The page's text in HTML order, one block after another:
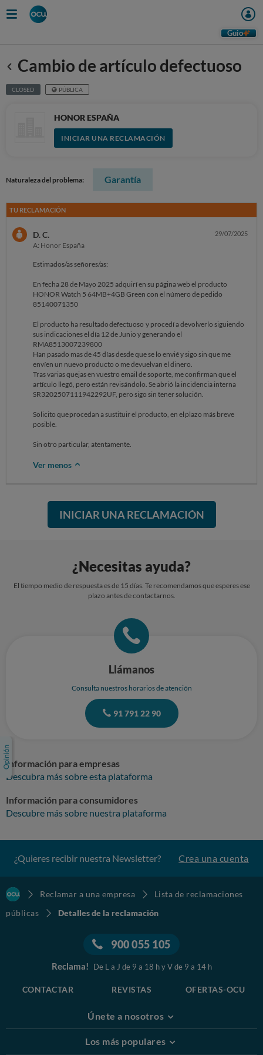
Guio
Anterior
Cambio de artículo defectuoso
CLOSED PÚBLICA
HONOR ESPAÑA
INICIAR UNA RECLAMACIÓN
Naturaleza del problema: Garantía
TU RECLAMACIÓN
D. C.
A: Honor España
29/07/2025
Estimados/as señores/as:
En fecha 28 de Mayo 2025 adquirí en su página web el producto
HONOR Watch 5 64MB+4GB Green con el número de pedido
85140071350
El producto ha resultado defectuoso y procedí a devolverlo siguiendo
sus indicaciones el día 12 de Junio y generando el
RMA8513007239800
Han pasado mas de 45 días desde que se lo envié y sigo sin que me
envíen un nuevo producto o me devuelvan el dinero.
Tras varias quejas en vuestro email de soporte, me confirman que el
artículo llegó, pero están revisándolo. Se abrió la incidencia interna
SR3202507111942292UF, pero sigo sin tener solución.
Solicito que procedan a sustituir el producto, en el plazo más breve
posible.
Sin otro particular, atentamente.
Ver menos
INICIAR UNA RECLAMACIÓN
¿Necesitas ayuda?
El tiempo medio de respuesta es de 15 días. Te recomendamos que esperes ese
plazo antes de contactarnos.
Llámanos
Consulta nuestros horarios de atención
91 791 22 90
Información para empresas
Descubra más sobre esta plataforma
Información para consumidores
Descubre más sobre nuestra plataforma
¿Quieres recibir nuestra Newsletter? Crea una cuenta
Reclamar a una empresa
Lista de reclamaciones
públicas
Detalles de la reclamación
900 055 105
Reclama! De L a J de 9 a 18 h y V de 9 a 14 h
CONTACTAR REVISTAS OFERTAS-OCU
Únete a nosotros
Los más populares